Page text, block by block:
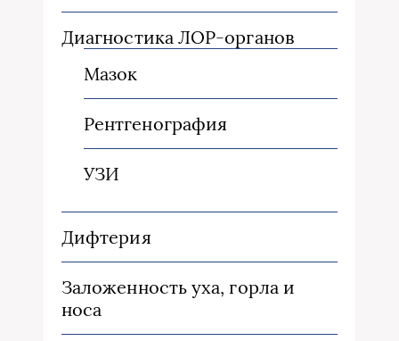
Диагностика ЛОР-органов
Мазок
Рентгенография
УЗИ
Дифтерия
Заложенность уха, горла и
носа